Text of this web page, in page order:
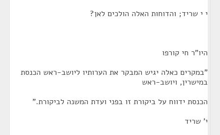
י י שריד; והדוחות האלה הולכים לאן?
היו"ר חי קורפו
"במקרים כאלה יגיש המבקר את הערותיו ליושב-ראש הכנסת
במישרין, ויושב-ראש
הכנסת ידווח על ביקורת זו בפני ועדת המשנה לביקורת."
י' שריד